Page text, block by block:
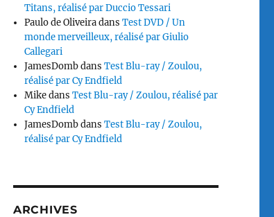
Titans, réalisé par Duccio Tessari
Paulo de OliveiradansTest DVD / Un
monde merveilleux, réalisé par Giulio
Callegari
JamesDombdansTest Blu-ray / Zoulou,
réalisé par Cy Endfield
MikedansTest Blu-ray / Zoulou, réalisé par
Cy Endfield
JamesDombdansTest Blu-ray / Zoulou,
réalisé par Cy Endfield
ARCHIVES